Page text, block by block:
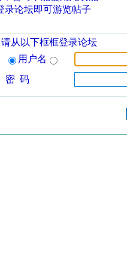
录论坛即可游览帖子
请从以下框框登录论坛
用户名
密 码